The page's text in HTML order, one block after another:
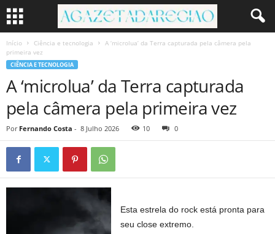
Início Ciência e tecnologia
A ‘microlua’ da Terra capturada pela câmera pela
primeira vez
CIÊNCIA E TECNOLOGIA
A ‘microlua’ da Terra capturada
pela câmera pela primeira vez
Por Fernando Costa - 8 Julho 2026 10 0
Esta estrela do rock está pronta para
seu close extremo.